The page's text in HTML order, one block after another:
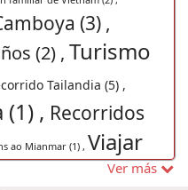
(3) ,
(2) , Turismo
Tailandia (5) ,
, Recorridos
ao Mianmar (1) , Viajar
PrêmioVer más